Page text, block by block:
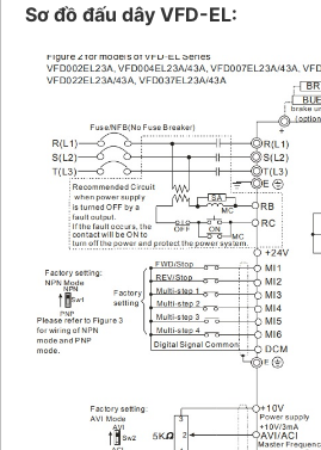
Sơ đồ đấu dây VFD-EL: